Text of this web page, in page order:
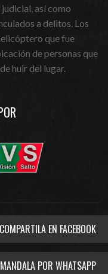
así como
a delitos. Los
que fue
de personas que
huir del lugar.
COMPARTILA EN FACEBOOK
MANDALA POR WHATSAPP